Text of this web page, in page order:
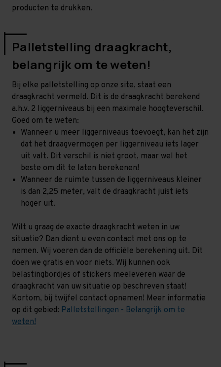
producten te drukken.
Palletstelling draagkracht,
belangrijk om te weten!
Bij elke palletstelling op onze site, staat een
draagkracht vermeld. Dit is de draagkracht berekend
a.h.v. 2 liggerniveaus bij een maximale hoogteverschil.
Goed om te weten:
Wanneer u meer liggerniveaus toevoegt, kan het zijn
dat het draagvermogen per liggerniveau iets lager
uit valt. Dit verschil is niet groot, maar wel het
beste om dit te laten berekenen!
Wanneer de ruimte tussen de liggerniveaus kleiner
is dan 2,25 meter, valt de draagkracht juist iets
hoger uit.
Wilt u graag de exacte draagkracht weten in uw
situatie? Dan dient u even contact met ons op te
nemen. Wij voeren dan de officiële berekening uit. Dit
doen we gratis en voor niets. Wij kunnen ook
belastingbordjes of stickers meeleveren waar de
draagkracht van uw situatie op beschreven staat!
Kortom, bij twijfel contact opnemen! Meer informatie
op dit gebied: Palletstellingen - Belangrijk om te
weten!